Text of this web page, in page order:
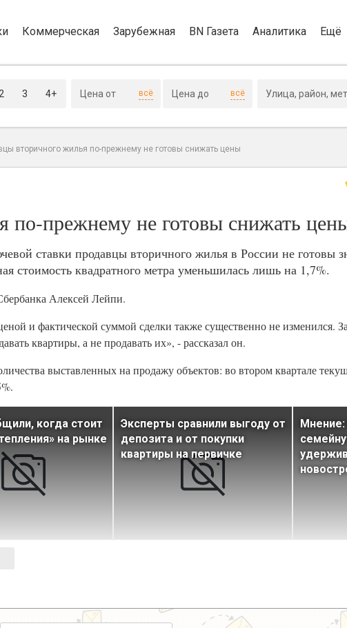
Коммерческая Зарубежная BN Газета Аналитика Ещё
2 3 4+ всё всё
вторичного жилья по-прежнему не готовы снижать цены
по-прежнему не готовы снижать
ставки продавцы вторичного жилья в России не готовы
стоимость квадратного метра уменьшилась лишь на 1,7%.
Алексей Лейпи.
и фактической суммой сделки также существенно не изменился.
квартиры, а не продавать их», - рассказал он.
выставленных на продажу объектов: во втором квартале
когда стоит
на рынке
Эксперты сравнили выгоду от
депозита и от покупки
квартиры на первичке
Мнение: